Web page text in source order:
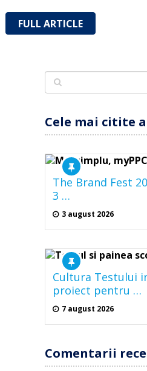
FULL ARTICLE
Cele mai citite
The Brand Fest
3 …
3 august 2026
Cultura Testului
proiect pentru …
7 august 2026
Comentarii